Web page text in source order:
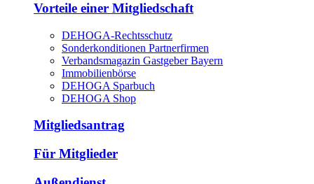
Vorteile einer Mitgliedschaft
DEHOGA-Rechtsschutz
Sonderkonditionen Partnerfirmen
Verbandsmagazin Gastgeber Bayern
Immobilienbörse
DEHOGA Sparbuch
DEHOGA Shop
Mitgliedsantrag
Für Mitglieder